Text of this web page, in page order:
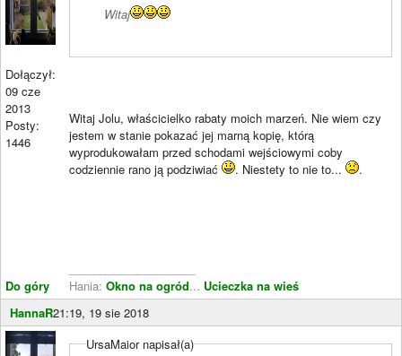
Dołączył:
09 cze
2013
Posty:
1446
Do góry
Witaj
Witaj Jolu, właścicielko rabaty moich marzeń. Nie wiem czy
jestem w stanie pokazać jej marną kopię, którą
wyprodukowałam przed schodami wejściowymi coby
codziennie rano ją podziwiać
. Niestety to nie to... .
Hania: Okno na ogród... Ucieczka na wieś
HannaR21:19, 19 sie 2018
UrsaMaior napisał(a)